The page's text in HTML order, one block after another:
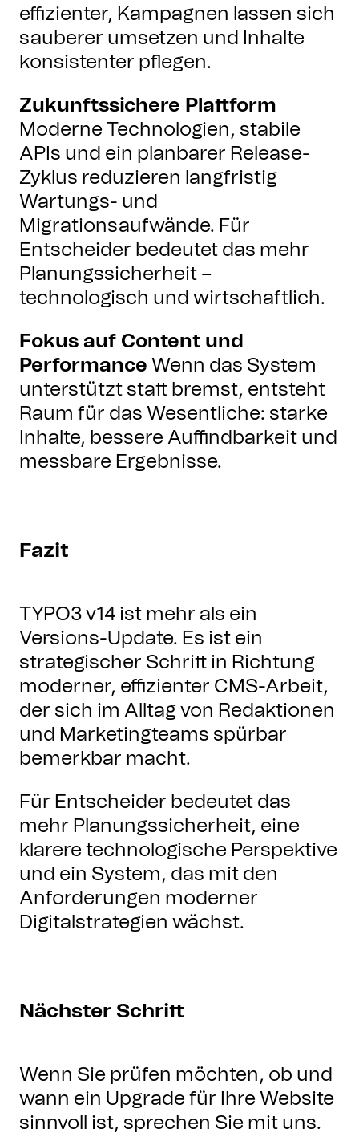
effizienter, Kampagnen lassen sich
sauberer umsetzen und Inhalte
konsistenter pflegen.
Zukunftssichere Plattform
Moderne Technologien, stabile
APIs und ein planbarer Release-
Zyklus reduzieren langfristig
Wartungs- und
Migrationsaufwände. Für
Entscheider bedeutet das mehr
Planungssicherheit –
technologisch und wirtschaftlich.
Fokus auf Content und
Performance Wenn das System
unterstützt statt bremst, entsteht
Raum für das Wesentliche: starke
Inhalte, bessere Auffindbarkeit und
messbare Ergebnisse.
Fazit
TYPO3 v14 ist mehr als ein
Versions-Update. Es ist ein
strategischer Schritt in Richtung
moderner, effizienter CMS-Arbeit,
der sich im Alltag von Redaktionen
und Marketingteams spürbar
bemerkbar macht.
Für Entscheider bedeutet das
mehr Planungssicherheit, eine
klarere technologische Perspektive
und ein System, das mit den
Anforderungen moderner
Digitalstrategien wächst.
Nächster Schritt
Wenn Sie prüfen möchten, ob und
wann ein Upgrade für Ihre Website
sinnvoll ist, sprechen Sie mit uns.